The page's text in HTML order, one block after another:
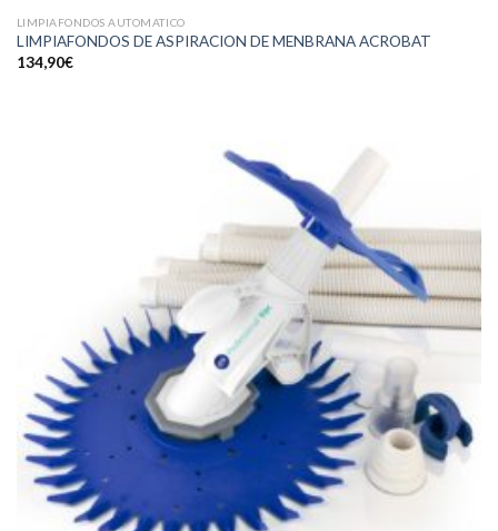
LIMPIAFONDOS AUTOMATICO
LIMPIAFONDOS DE ASPIRACION DE MENBRANA ACROBAT
134,90€